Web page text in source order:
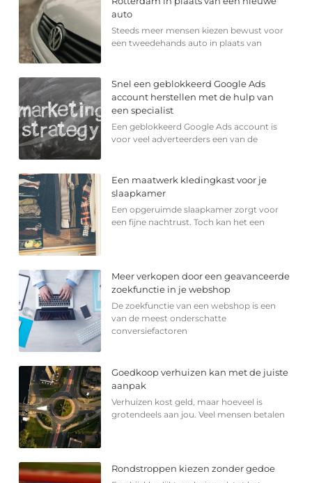
auto
Steeds meer mensen kiezen bewust voor
een tweedehands auto in plaats van
Snel een geblokkeerd Google Ads
account herstellen met de hulp van
een specialist
Een geblokkeerd Google Ads account is
voor veel adverteerders een van de
Een maatwerk kledingkast voor je
slaapkamer
Een opgeruimde slaapkamer zorgt voor
een fijne nachtrust. Toch kan het een
Meer verkopen door een geavanceerde
zoekfunctie in je webshop
De zoekfunctie van een webshop is een
van de meest onderschatte
conversiefactoren
Goedkoop verhuizen kan met de juiste
aanpak
Verhuizen kost geld, maar hoeveel is
grotendeels aan jou. Veel mensen betalen
Rondstroppen kiezen zonder gedoe